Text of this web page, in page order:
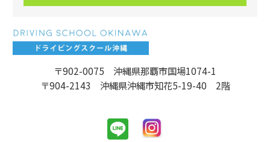
〒902-0075 沖縄県那覇市国場1074-1
〒904-2143 沖縄県沖縄市知花5-19-40 2階